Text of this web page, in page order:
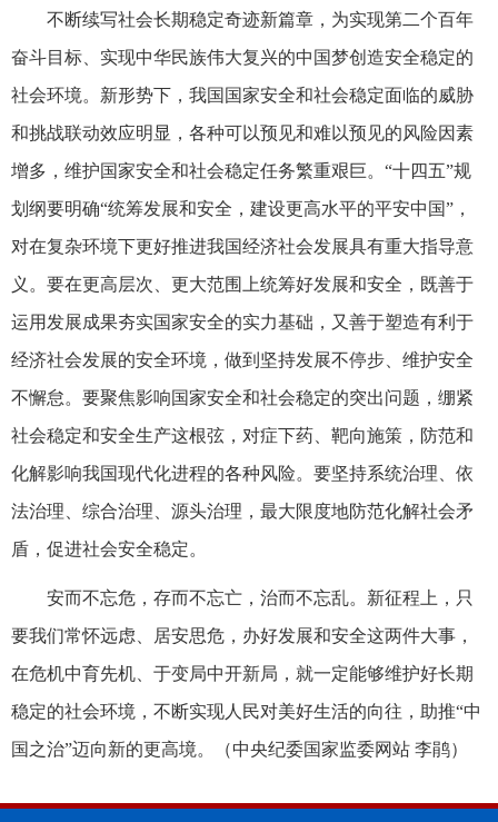
不断续写社会长期稳定奇迹新篇章，为实现第二个百年
奋斗目标、实现中华民族伟大复兴的中国梦创造安全稳定的
社会环境。新形势下，我国国家安全和社会稳定面临的威胁
和挑战联动效应明显，各种可以预见和难以预见的风险因素
增多，维护国家安全和社会稳定任务繁重艰巨。“十四五”规
划纲要明确“统筹发展和安全，建设更高水平的平安中国”，
对在复杂环境下更好推进我国经济社会发展具有重大指导意
义。要在更高层次、更大范围上统筹好发展和安全，既善于
运用发展成果夯实国家安全的实力基础，又善于塑造有利于
经济社会发展的安全环境，做到坚持发展不停步、维护安全
不懈怠。要聚焦影响国家安全和社会稳定的突出问题，绷紧
社会稳定和安全生产这根弦，对症下药、靶向施策，防范和
化解影响我国现代化进程的各种风险。要坚持系统治理、依
法治理、综合治理、源头治理，最大限度地防范化解社会矛
盾，促进社会安全稳定。
安而不忘危，存而不忘亡，治而不忘乱。新征程上，只
要我们常怀远虑、居安思危，办好发展和安全这两件大事，
在危机中育先机、于变局中开新局，就一定能够维护好长期
稳定的社会环境，不断实现人民对美好生活的向往，助推“中
国之治”迈向新的更高境。（中央纪委国家监委网站 李鹃）